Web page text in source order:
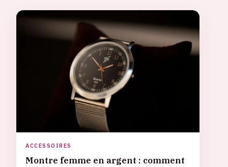
ACCESSOIRES
Montre femme en argent : comment